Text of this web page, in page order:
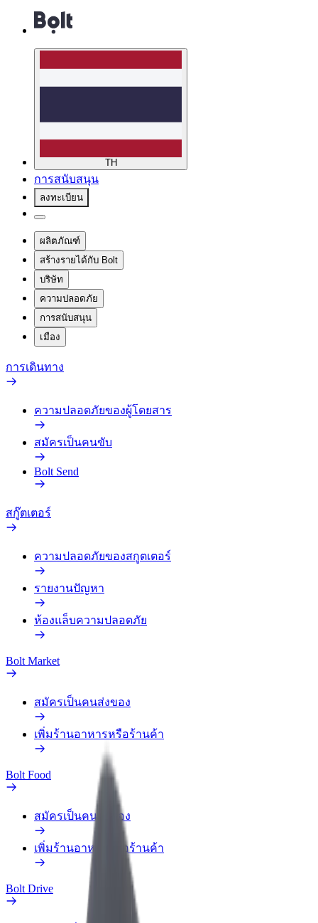
TH
การสนับสนุน
ลงทะเบียน
ผลิตภัณฑ์
สร้างรายได้กับ Bolt
บริษัท
ความปลอดภัย
การสนับสนุน
เมือง
การเดินทาง
ความปลอดภัยของผู้โดยสาร
สมัครเป็นคนขับ
Bolt Send
สกู๊ตเตอร์
ความปลอดภัยของสกูตเตอร์
รายงานปัญหา
ห้องแล็บความปลอดภัย
Bolt Market
สมัครเป็นคนส่งของ
เพิ่มร้านอาหารหรือร้านค้า
Bolt Food
สมัครเป็นคนส่งของ
เพิ่มร้านอาหารหรือร้านค้า
Bolt Drive